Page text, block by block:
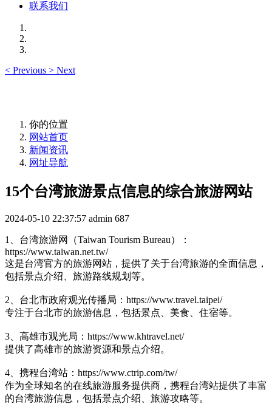
联系我们
< Previous > Next
你的位置
网站首页
新闻资讯
网址导航
15个台湾旅游景点信息的综合旅游网站
2024-05-10 22:37:57 admin 687
1、台湾旅游网（Taiwan Tourism Bureau）：
https://www.taiwan.net.tw/
这是台湾官方的旅游网站，提供了关于台湾旅游的全面信息，
包括景点介绍、旅游路线规划等。
2、台北市政府观光传播局：https://www.travel.taipei/
专注于台北市的旅游信息，包括景点、美食、住宿等。
3、高雄市观光局：https://www.khtravel.net/
提供了高雄市的旅游资源和景点介绍。
4、携程台湾站：https://www.ctrip.com/tw/
作为全球知名的在线旅游服务提供商，携程台湾站提供了丰富
的台湾旅游信息，包括景点介绍、旅游攻略等。